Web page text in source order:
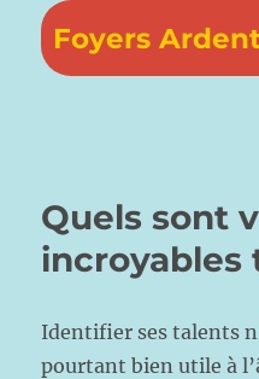
Foyers
Quels sont
incroyables
Identifier ses talents
pourtant bien utile à